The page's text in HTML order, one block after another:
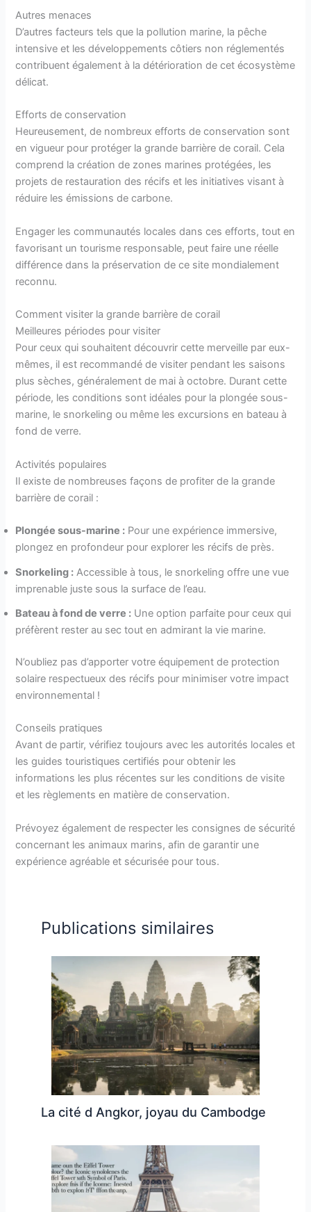
Autres menaces
D’autres facteurs tels que la pollution marine, la pêche
intensive et les développements côtiers non réglementés
contribuent également à la détérioration de cet écosystème
délicat.
Efforts de conservation
Heureusement, de nombreux efforts de conservation sont
en vigueur pour protéger la grande barrière de corail. Cela
comprend la création de zones marines protégées, les
projets de restauration des récifs et les initiatives visant à
réduire les émissions de carbone.
Engager les communautés locales dans ces efforts, tout en
favorisant un tourisme responsable, peut faire une réelle
différence dans la préservation de ce site mondialement
reconnu.
Comment visiter la grande barrière de corail
Meilleures périodes pour visiter
Pour ceux qui souhaitent découvrir cette merveille par eux-
mêmes, il est recommandé de visiter pendant les saisons
plus sèches, généralement de mai à octobre. Durant cette
période, les conditions sont idéales pour la plongée sous-
marine, le snorkeling ou même les excursions en bateau à
fond de verre.
Activités populaires
Il existe de nombreuses façons de profiter de la grande
barrière de corail :
Plongée sous-marine : Pour une expérience immersive,
plongez en profondeur pour explorer les récifs de près.
Snorkeling : Accessible à tous, le snorkeling offre une vue
imprenable juste sous la surface de l’eau.
Bateau à fond de verre : Une option parfaite pour ceux qui
préfèrent rester au sec tout en admirant la vie marine.
N’oubliez pas d’apporter votre équipement de protection
solaire respectueux des récifs pour minimiser votre impact
environnemental !
Conseils pratiques
Avant de partir, vérifiez toujours avec les autorités locales et
les guides touristiques certifiés pour obtenir les
informations les plus récentes sur les conditions de visite
et les règlements en matière de conservation.
Prévoyez également de respecter les consignes de sécurité
concernant les animaux marins, afin de garantir une
expérience agréable et sécurisée pour tous.
Publications similaires
La cité d Angkor, joyau du Cambodge